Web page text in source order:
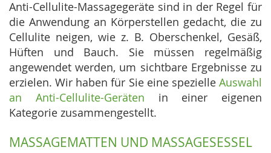
Anti-Cellulite-Massagegeräte sind in der Regel für
die Anwendung an Körperstellen gedacht, die zu
Cellulite neigen, wie z. B. Oberschenkel, Gesäß,
Hüften und Bauch. Sie müssen regelmäßig
angewendet werden, um sichtbare Ergebnisse zu
erzielen. Wir haben für Sie eine spezielle Auswahl
an Anti-Cellulite-Geräten in einer eigenen
Kategorie zusammengestellt.
MASSAGEMATTEN UND MASSAGESESSEL